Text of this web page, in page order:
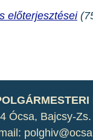
előterjesztései
Ócsa, Bajcsy-